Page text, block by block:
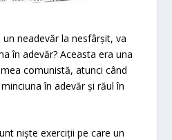
neadevăr la nesfârșit, va
în adevăr? Aceasta era una
comunistă, atunci când
în adevăr și răul în
niște exerciții pe care un